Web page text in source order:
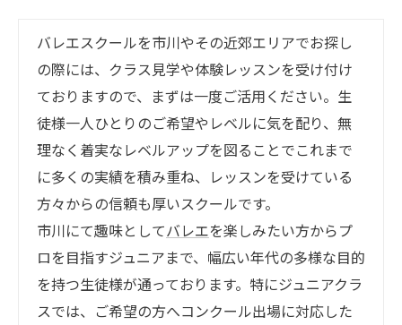
バレエスクールを市川やその近郊エリアでお探し
の際には、クラス見学や体験レッスンを受け付け
ておりますので、まずは一度ご活用ください。生
徒様一人ひとりのご希望やレベルに気を配り、無
理なく着実なレベルアップを図ることでこれまで
に多くの実績を積み重ね、レッスンを受けている
方々からの信頼も厚いスクールです。
市川にて趣味としてバレエを楽しみたい方からプ
ロを目指すジュニアまで、幅広い年代の多様な目的
を持つ生徒様が通っております。特にジュニアクラ
スでは、ご希望の方へコンクール出場に対応した